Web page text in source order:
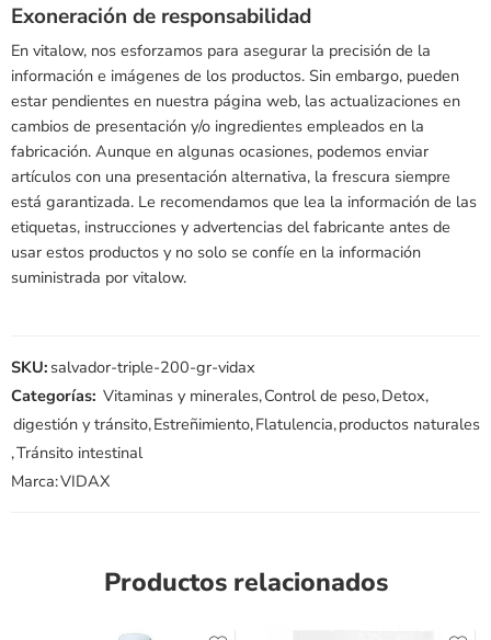
Exoneración de responsabilidad
En vitalow, nos esforzamos para asegurar la precisión de la
información e imágenes de los productos. Sin embargo, pueden
estar pendientes en nuestra página web, las actualizaciones en
cambios de presentación y/o ingredientes empleados en la
fabricación. Aunque en algunas ocasiones, podemos enviar
artículos con una presentación alternativa, la frescura siempre
está garantizada. Le recomendamos que lea la información de las
etiquetas, instrucciones y advertencias del fabricante antes de
usar estos productos y no solo se confíe en la información
suministrada por vitalow.
SKU: salvador-triple-200-gr-vidax
Categorías: Vitaminas y minerales,Control de peso,Detox,
digestión y tránsito,Estreñimiento,Flatulencia,productos naturales
,Tránsito intestinal
Marca:VIDAX
Productos relacionados